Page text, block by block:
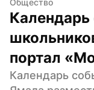
портал
Календарь